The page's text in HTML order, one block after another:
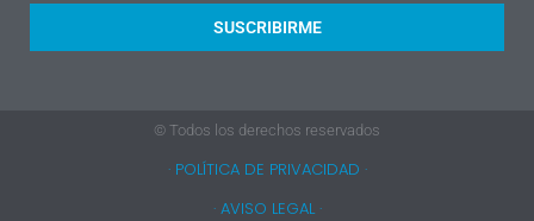
SUSCRIBIRME
© Todos los derechos reservados
· POLÍTICA DE PRIVACIDAD ·
· AVISO LEGAL ·